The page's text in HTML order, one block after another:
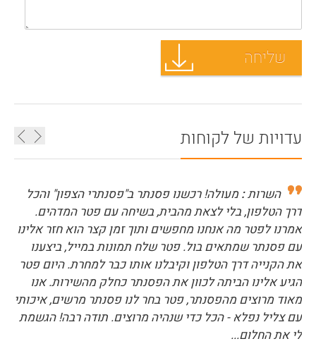
עדויות של לקוחות
השרות:מעולה! רכשנו פסנתר ב"פסנתרי הצפון" והכל
דרך הטלפון, בלי לצאת מהבית, בשיחה עם פטר המדהים.
אמרנו לפטר מה אנחנו מחפשים ותוך זמן קצר הוא חזר אלינו
עם פסנתר שמתאים בול. פטר שלח תמונות במייל, ביצענו
את הקנייה דרך הטלפון וקיבלנו אותו כבר למחרת. היום פטר
הגיע אלינו הביתה לכוון את הפסנתר כחלק מהשירות. אנו
מאוד מרוצים מהפסנתר, פטר בחר לנו פסנתר מרשים, איכותי
עם צליל נפלא - הכל כדי שנהיה מרוצים. תודה רבה! הגשמת
לי את החלום...